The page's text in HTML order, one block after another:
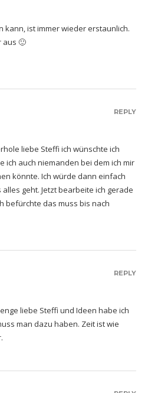
kann, ist immer wieder erstaunlich.
aus 🙂
liebe Steffi ich wünschte ich
ich auch niemanden bei dem ich mir
könnte. Ich würde dann einfach
geht. Jetzt bearbeite ich gerade
befürchte das muss bis nach
REPLY
liebe Steffi und Ideen habe ich
man dazu haben. Zeit ist wie
REPLY